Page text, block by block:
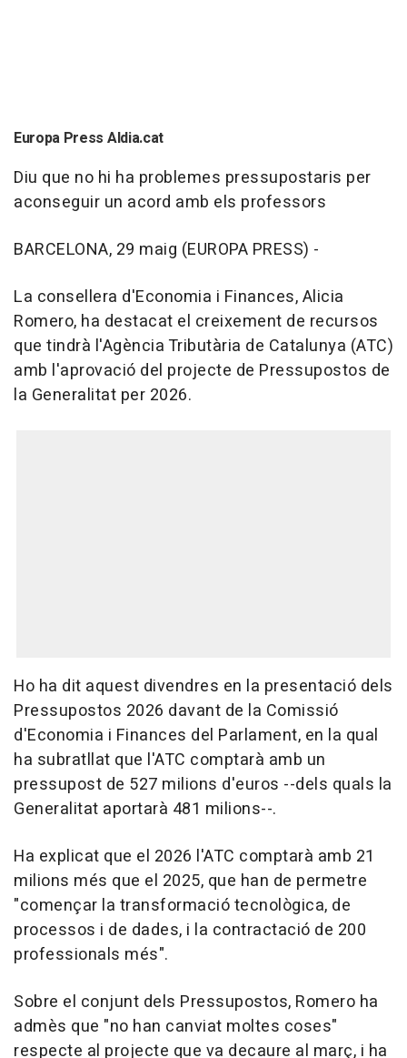
Europa Press Aldia.cat
Diu que no hi ha problemes pressupostaris per
aconseguir un acord amb els professors
BARCELONA, 29 maig (EUROPA PRESS) -
La consellera d'Economia i Finances, Alicia
Romero, ha destacat el creixement de recursos
que tindrà l'Agència Tributària de Catalunya (ATC)
amb l'aprovació del projecte de Pressupostos de
la Generalitat per 2026.
Ho ha dit aquest divendres en la presentació dels
Pressupostos 2026 davant de la Comissió
d'Economia i Finances del Parlament, en la qual
ha subratllat que l'ATC comptarà amb un
pressupost de 527 milions d'euros --dels quals la
Generalitat aportarà 481 milions--.
Ha explicat que el 2026 l'ATC comptarà amb 21
milions més que el 2025, que han de permetre
"començar la transformació tecnològica, de
processos i de dades, i la contractació de 200
professionals més".
Sobre el conjunt dels Pressupostos, Romero ha
admès que "no han canviat moltes coses"
respecte al projecte que va decaure al març, i ha